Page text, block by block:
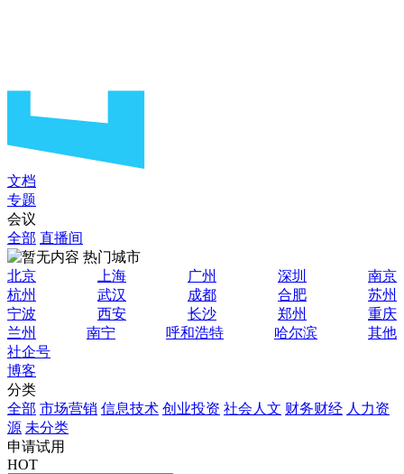
文档
专题
会议
全部 直播间
热门城市
北京
上海 广州 深圳
南京
杭州
武汉 成都 合肥
苏州
宁波
西安 长沙 郑州
重庆
兰州
南宁 呼和浩特 哈尔滨
其他
社企号
博客
分类
全部 市场营销 信息技术 创业投资 社会人文 财务财经 人力资
源 未分类
申请试用
HOT